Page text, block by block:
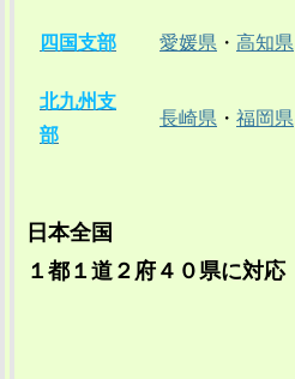
四国支部 愛媛県 ・ 高知県
北九州支
部
長崎県 ・ 福岡県
日本全国
１都１道２府４０県に対応